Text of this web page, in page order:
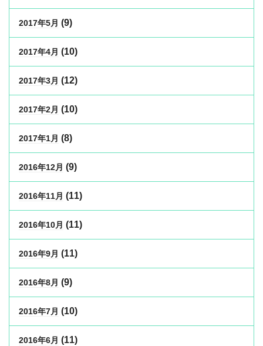
2017年5月 (9)
2017年4月 (10)
2017年3月 (12)
2017年2月 (10)
2017年1月 (8)
2016年12月 (9)
2016年11月 (11)
2016年10月 (11)
2016年9月 (11)
2016年8月 (9)
2016年7月 (10)
2016年6月 (11)